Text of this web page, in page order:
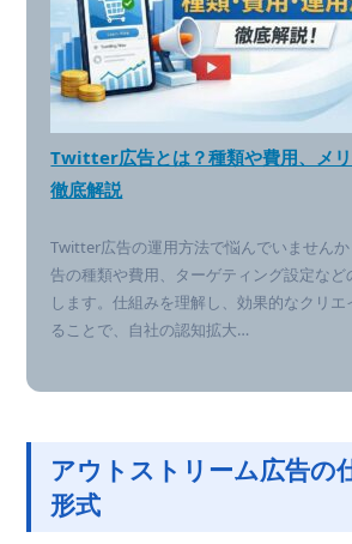
Twitter広告とは？種類や費用、メ
徹底解説
Twitter広告の運用方法で悩んでいません
告の種類や費用、ターゲティング設定な
します。仕組みを理解し、効果的なクリ
ることで、自社の認知拡大…
アウトストリーム広告の
形式